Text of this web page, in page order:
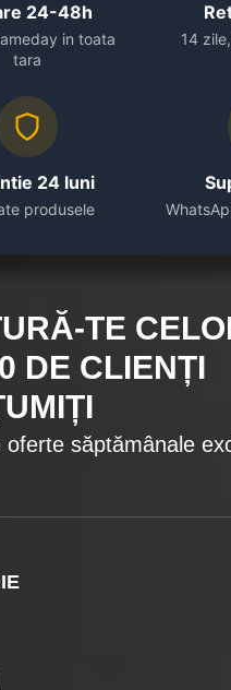
24-48h
in toata
tara
14
24 luni
produsele
TE
DE CLIENȚI
oferte săptămânale